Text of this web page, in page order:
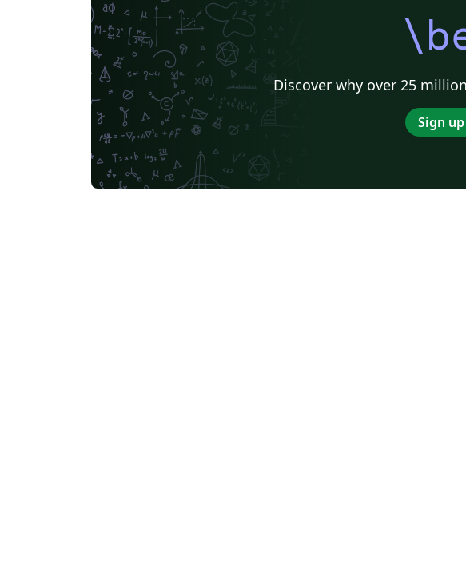
Discover why over 25
Sign